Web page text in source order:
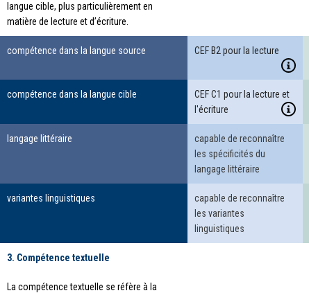
langue cible, plus particulièrement en
matière de lecture et d’écriture.
compétence dans la langue source CEF B2 pour la lecture
compétence dans la langue cible
CEF C1 pour la lecture et
l'écriture
langage littéraire
capable de reconnaître
les spécificités du
langage littéraire
variantes linguistiques
capable de reconnaître
les variantes
linguistiques
3. Compétence textuelle
La compétence textuelle se réfère à la